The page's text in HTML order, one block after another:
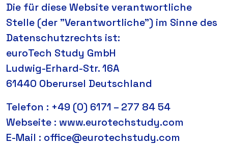
Die für diese Website verantwortliche
Stelle (der "Verantwortliche") im Sinne des
Datenschutzrechts ist:
euroTech Study GmbH
Ludwig-Erhard-Str. 16A
61440 Oberursel Deutschland
Telefon : +49 (0) 6171 – 277 84 54
Webseite : www.eurotechstudy.com
E-Mail : office@eurotechstudy.com